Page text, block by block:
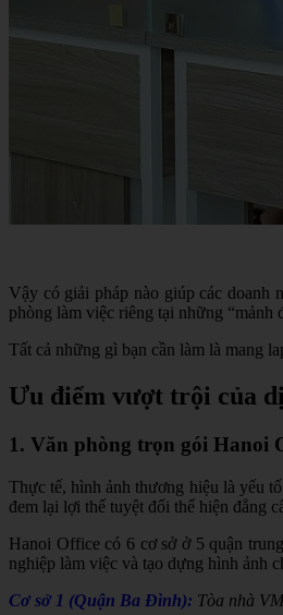
Vậy có giải pháp nào giúp các doanh
phòng làm việc riêng tại những
Tất cả những gì bạn cần làm là mang
Ưu điểm vượt trội của
1. Văn phòng trọn gói Hanoi
Thực tế, hình ảnh thương hiệu là yếu
đem lại lợi thế tuyệt đối thể hiện đẳng
Hanoi Office có 6 cơ sở ở 5 quận
nghiệp làm việc và tạo dựng hình ảnh
Cơ sở 1 (Quận Ba Đình): Tòa nhà